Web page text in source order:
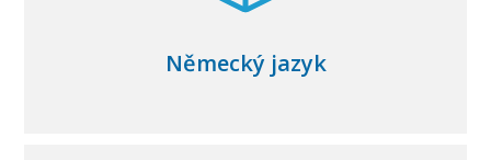
Německý jazyk